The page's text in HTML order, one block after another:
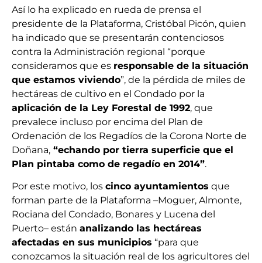
Así lo ha explicado en rueda de prensa el
presidente de la Plataforma, Cristóbal Picón, quien
ha indicado que se presentarán contenciosos
contra la Administración regional “porque
consideramos que es responsable de la situación
que estamos viviendo”, de la pérdida de miles de
hectáreas de cultivo en el Condado por la
aplicación de la Ley Forestal de 1992, que
prevalece incluso por encima del Plan de
Ordenación de los Regadíos de la Corona Norte de
Doñana, “echando por tierra superficie que el
Plan pintaba como de regadío en 2014”.
Por este motivo, los cinco ayuntamientos que
forman parte de la Plataforma –Moguer, Almonte,
Rociana del Condado, Bonares y Lucena del
Puerto– están analizando las hectáreas
afectadas en sus municipios “para que
conozcamos la situación real de los agricultores del